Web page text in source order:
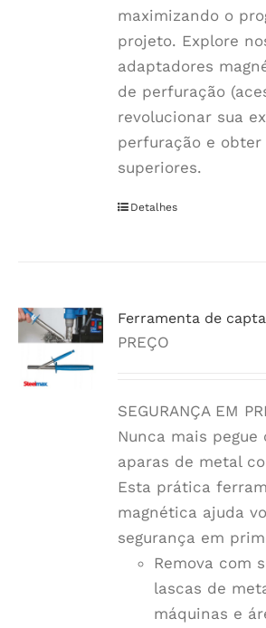
maximizando o
projeto. Explore
adaptadores
de perfuração
revolucionar sua
perfuração e obter
superiores.
Detalhes
Ferramenta de
PREÇO
SEGURANÇA EM
Nunca mais pegue
aparas de metal
Esta prática
magnética ajuda
segurança em
Remova com
lascas de
máquinas e